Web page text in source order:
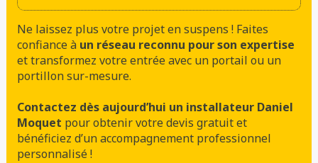
Ne laissez plus votre projet en suspens ! Faites
confiance à un réseau reconnu pour son expertise
et transformez votre entrée avec un portail ou un
portillon sur-mesure.
Contactez dès aujourd’hui un installateur Daniel
Moquet pour obtenir votre devis gratuit et
bénéficiez d’un accompagnement professionnel
personnalisé !